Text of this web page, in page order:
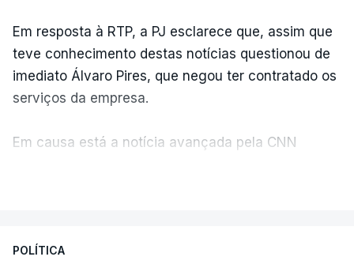
Em resposta à RTP, a PJ esclarece que, assim que
teve conhecimento destas notícias questionou de
imediato Álvaro Pires, que negou ter contratado os
serviços da empresa.
Em causa está a notícia avançada pela CNN
abertura de qualquer processo disciplinar, por não
POLÍTICA